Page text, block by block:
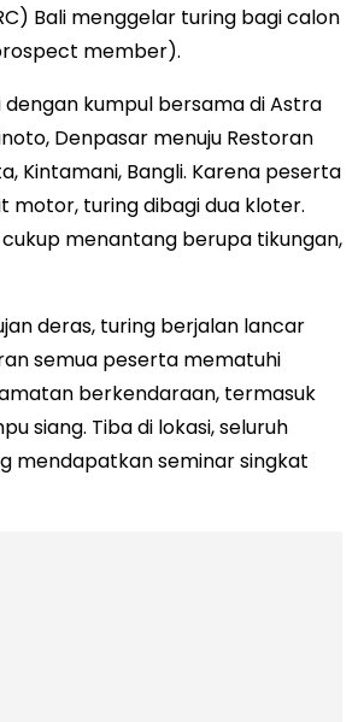
Bali menggelar turing bagi calon
member).
dengan kumpul bersama di Astra
Denpasar menuju Restoran
Kintamani, Bangli. Karena peserta
motor, turing dibagi dua kloter.
cukup menantang berupa tikungan,
deras, turing berjalan lancar
semua peserta mematuhi
berkendaraan, termasuk
siang. Tiba di lokasi, seluruh
mendapatkan seminar singkat